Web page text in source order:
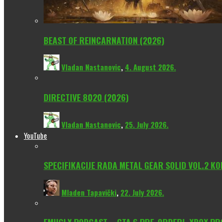
BEAST OF REINCARNATION (2026)
Vladan Nastanovic, 4. August 2026.
DIRECTIVE 8020 (2026)
Vladan Nastanovic, 25. July 2026.
YouTube
SPECIFIKACIJE RADA METAL GEAR SOLID VOL.2
Mladen Tapavički, 22. July 2026.